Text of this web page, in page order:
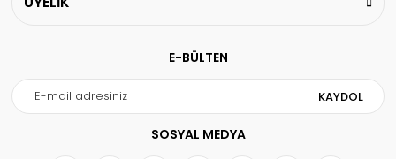
E-BÜLTEN
KAYDOL
SOSYAL MEDYA